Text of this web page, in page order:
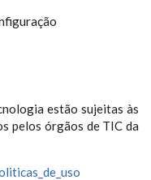
estão sujeitas às
pelos órgãos de TIC da